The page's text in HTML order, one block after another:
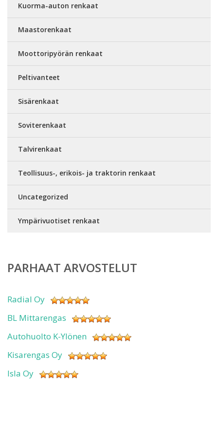
Kuorma-auton renkaat
Maastorenkaat
Moottoripyörän renkaat
Peltivanteet
Sisärenkaat
Soviterenkaat
Talvirenkaat
Teollisuus-, erikois- ja traktorin renkaat
Uncategorized
Ympärivuotiset renkaat
PARHAAT ARVOSTELUT
Radial Oy
BL Mittarengas
Autohuolto K-Ylönen
Kisarengas Oy
Isla Oy